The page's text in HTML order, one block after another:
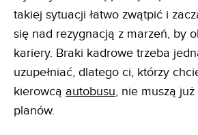
takiej sytuacji łatwo zwątpić i
się nad rezygnacją z marzeń, by
kariery. Braki kadrowe trzeba
uzupełniać, dlatego ci, którzy
kierowcą autobusu, nie muszą
planów.